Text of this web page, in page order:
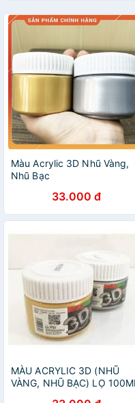
Màu Acrylic 3D Nhũ Vàng,
Nhũ Bạc
33.000 đ
MÀU ACRYLIC 3D (NHŨ
VÀNG, NHŨ BẠC) LỌ 100ML